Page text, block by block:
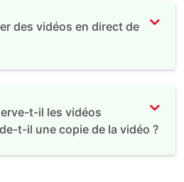
des vidéos en direct de
t-il les vidéos
t-il une copie de la vidéo ?